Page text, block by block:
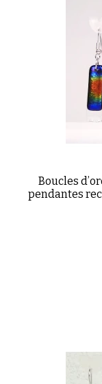
Boucles
pendantes